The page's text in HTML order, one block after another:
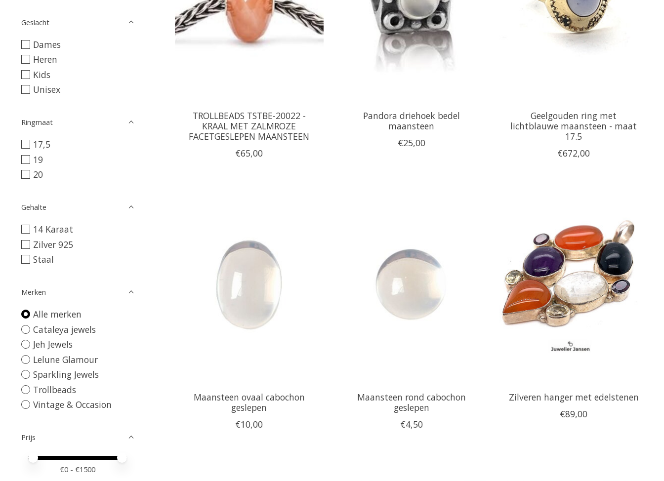
Geslacht
Dames
Heren
Kids
Unisex
Ringmaat
17,5
19
20
Gehalte
14 Karaat
Zilver 925
Staal
Merken
Alle merken
Cataleya jewels
Jeh Jewels
Lelune Glamour
Sparkling Jewels
Trollbeads
Vintage & Occasion
Prijs
Minimale prijswaarde
Price maximum value
€0 - €1500
TROLLBEADS TSTBE-20022 -
KRAAL MET ZALMROZE
FACETGESLEPEN MAANSTEEN
€65,00
Pandora driehoek bedel
maansteen
€25,00
Geelgouden ring met
lichtblauwe maansteen - maat
17.5
€672,00
Maansteen ovaal cabochon
geslepen
€10,00
Maansteen rond cabochon
geslepen
€4,50
Zilveren hanger met edelstenen
€89,00